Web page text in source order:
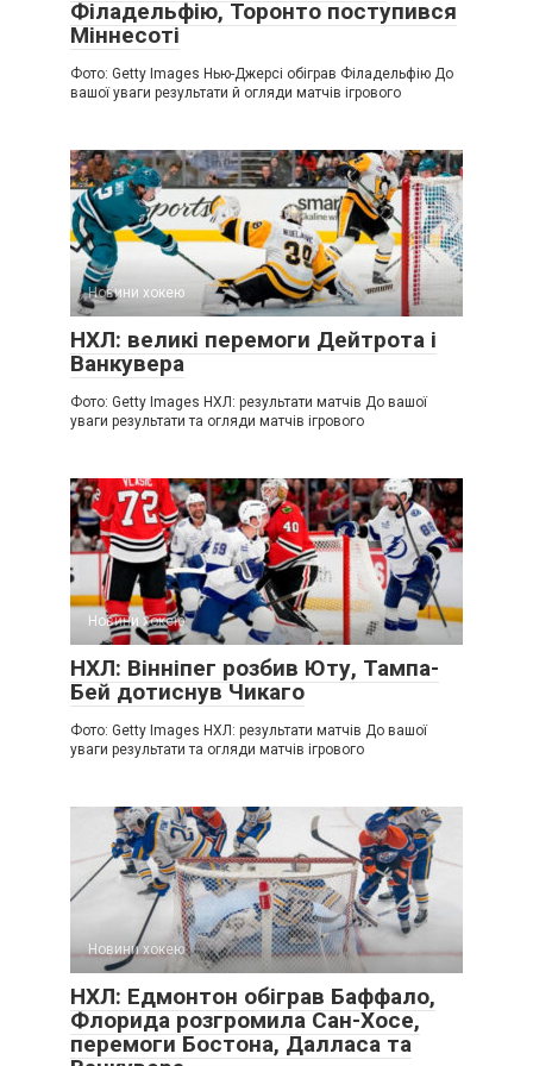
Філадельфію, Торонто поступився
Міннесоті
Фото: Getty Images Нью-Джерсі обіграв Філадельфію До
вашої уваги результати й огляди матчів ігрового
Новини хокею
НХЛ: великі перемоги Дейтрота і
Ванкувера
Фото: Getty Images НХЛ: результати матчів До вашої
уваги результати та огляди матчів ігрового
Новини хокею
НХЛ: Вінніпег розбив Юту, Тампа-
Бей дотиснув Чикаго
Фото: Getty Images НХЛ: результати матчів До вашої
уваги результати та огляди матчів ігрового
Новини хокею
НХЛ: Едмонтон обіграв Баффало,
Флорида розгромила Сан-Хосе,
перемоги Бостона, Далласа та